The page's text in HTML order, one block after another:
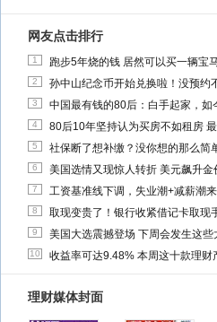
网友点击排行
1 跑步5年烧的钱 居然可以买一辆宝
2 孙中山纪念币开始兑换啦！没预约
3 中国最有钱的80后：白手起家，如
4 80后10年坚持认为买房不如租房
5 社保断了想补缴？没你想的那么简
6 美国选情又现惊人转折 美元飙升金
7 工资基准线下调，失业潮+减薪潮来
8 取现变贵了！银行收紧借记卡取现
9 美国大选震撼登场 下周会发生这些
10 收益率可达9.48% 本周这十款理财
理财媒体封面